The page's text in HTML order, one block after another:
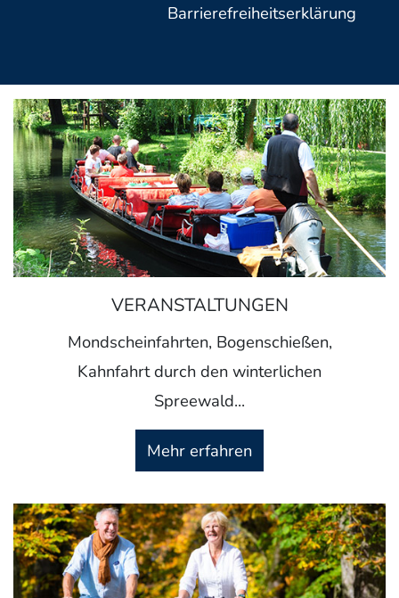
Barrierefreiheitserklärung
VERANSTALTUNGEN
Mondscheinfahrten, Bogenschießen,
Kahnfahrt durch den winterlichen
Spreewald...
Mehr erfahren